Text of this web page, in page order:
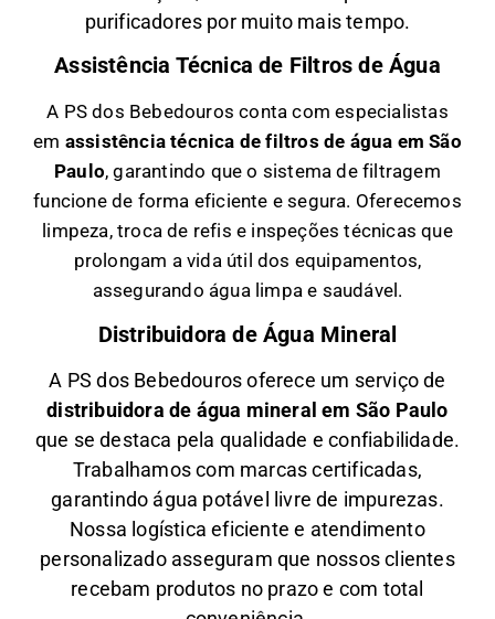
purificadores por muito mais tempo.
Assistência Técnica de Filtros de Água
A PS dos Bebedouros conta com especialistas
em assistência técnica de filtros de água em São
Paulo, garantindo que o sistema de filtragem
funcione de forma eficiente e segura. Oferecemos
limpeza, troca de refis e inspeções técnicas que
prolongam a vida útil dos equipamentos,
assegurando água limpa e saudável.
Distribuidora de Água Mineral
A PS dos Bebedouros oferece um serviço de
distribuidora de água mineral em São Paulo
que se destaca pela qualidade e confiabilidade.
Trabalhamos com marcas certificadas,
garantindo água potável livre de impurezas.
Nossa logística eficiente e atendimento
personalizado asseguram que nossos clientes
recebam produtos no prazo e com total